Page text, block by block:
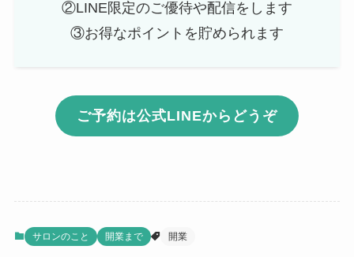
②LINE限定のご優待や配信をします
③お得なポイントを貯められます
ご予約は公式LINEからどうぞ
サロンのこと 開業まで 開業